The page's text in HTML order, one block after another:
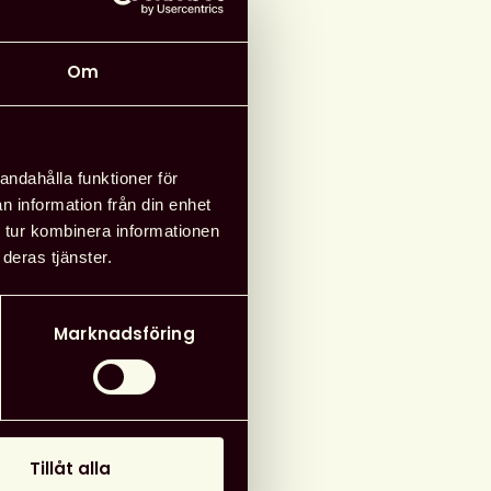
Om
funktioner för
information från din enhet
kombinera informationen
tjänster.
Marknadsföring
Tillåt alla
information
Nationella
NSG
oktober 2025
till i kalender